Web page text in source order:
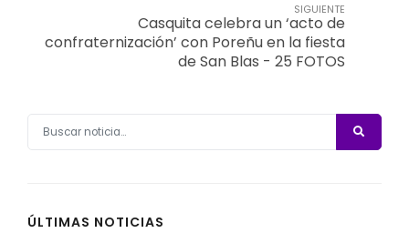
SIGUIENTE
Casquita celebra un ‘acto de
confraternización’ con Poreñu en la fiesta
de San Blas - 25 FOTOS
ÚLTIMAS NOTICIAS